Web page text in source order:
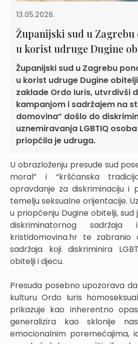
13.05.2026.
Županijski sud u
u korist udruge Dugine
Županijski sud u Zagrebu
u korist udruge Dugine
zaklade Ordo Iuris, utvrdivši
kampanjom i sadržajem na
domovina” došlo do
uznemiravanja LGBTIQ
priopćila je udruga.
U obrazloženju presude sud
moral” i “kršćanska
opravdanje za diskriminaciju i
temelju seksualne orijentacije.
u priopćenju Dugine obitelji, sud
diskriminatornog
kristidomovina.hr te zabranio
sadržaja koji diskriminira
obitelji i djecu.
Presuda posebno upozorava
kulturu Ordo Iuris
prikazuje kao inherentno
generalizira kao sklonije
emocionalnim poremećajima,